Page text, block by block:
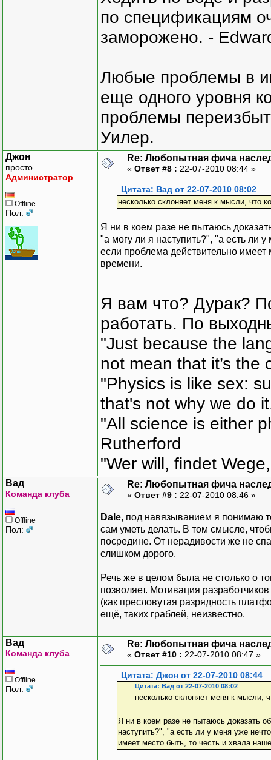
по спецификациям
заморожено. -
Любые проблемы в
еще одного уровня
проблемы
Уилер.
Джон
просто
Администратор
Offline
Пол:
Re: Любопытная фича
« Ответ #8 : 22-07-2010 08:44 »
Цитата: Вад от 22-07-2010 08:02
несколько склоняет меня к мысли, что
Я ни в коем разе не пытаюсь
"а могу ли я наступить?", "а есть ли
если проблема действительно
времени.
Я вам что? Дурак?
работать. По
"Just because the
not mean that it’s the
"Physics is like sex:
that's not why we do
"All science is either
Rutherford
"Wer will, findet
Вад
Команда клуба
Offline
Пол:
Re: Любопытная фича
« Ответ #9 : 22-07-2010 08:46 »
Dale, под навязыванием я понимаю
сам уметь делать. В том смысле,
посредине. От нерадивости же не
слишком дорого.
Речь же в целом была не столько о
позволяет. Мотивация
(как пресловутая разрядность
ещё, таких граблей, неизвестно.
Вад
Команда клуба
Offline
Пол:
Re: Любопытная фича
« Ответ #10 : 22-07-2010 08:47 »
Цитата: Джон от 22-07-2010 08:44
Цитата: Вад от 22-07-2010 08:02
несколько склоняет меня к мысли,
Я ни в коем разе не пытаюсь доказать
наступить?", "а есть ли у меня уже
имеет место быть, то честь и хвала